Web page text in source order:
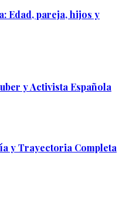
Edad, pareja, hijos y
y Activista Española
y Trayectoria Completa